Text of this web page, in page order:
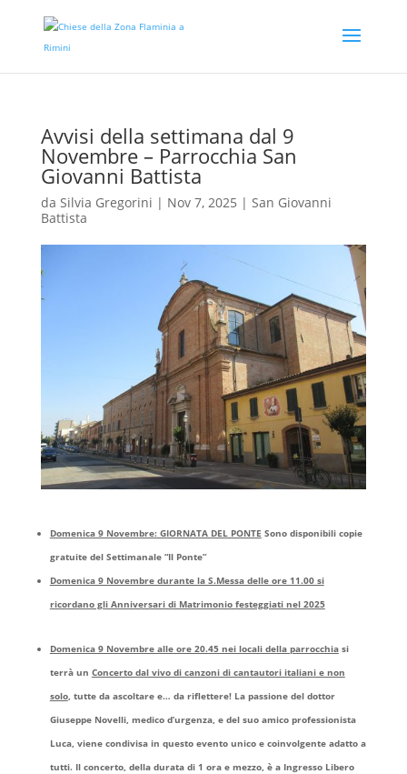
Avvisi della settimana dal 9
Novembre – Parrocchia San
Giovanni Battista
da Silvia Gregorini | Nov 7, 2025 | San Giovanni
Battista
Domenica 9 Novembre: GIORNATA DEL PONTE Sono disponibili copie
gratuite del Settimanale “Il Ponte”
Domenica 9 Novembre durante la S.Messa delle ore 11.00 si
ricordano gli Anniversari di Matrimonio festeggiati nel 2025
Domenica 9 Novembre alle ore 20.45 nei locali della parrocchiasi
terrà un Concerto dal vivo di canzoni di cantautori italiani e non
solo, tutte da ascoltare e… da riflettere! La passione del dottor
Giuseppe Novelli, medico d’urgenza, e del suo amico professionista
Luca, viene condivisa in questo evento unico e coinvolgente adatto a
tutti. Il concerto, della durata di 1 ora e mezzo, è a Ingresso Libero